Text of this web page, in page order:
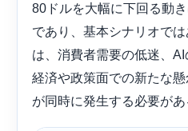
80ドルを大幅に下回る動
であり、基本シナリオで
は、消費者需要の低迷、
経済や政策面での新たな
が同時に発生する必要があ